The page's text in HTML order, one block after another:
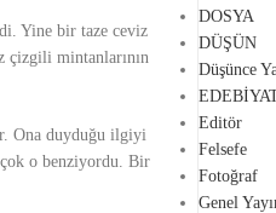
Yine bir taze ceviz
çizgili mintanlarının
Ona duyduğu ilgiyi
o benziyordu. Bir
DOSYA
DÜŞÜN
Düşünce
Editör
Felsefe
Fotoğraf
Genel